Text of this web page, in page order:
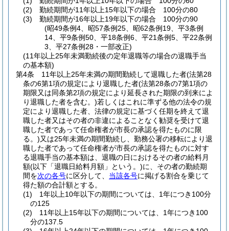
(2)
勤続期間が11年以上15年以下の場合 100分の80
(3)
勤続期間が16年以上19年以下の場合 100分の90
(昭49条例4、昭57条例25、昭62条例19、平3条例
14、平9条例50、平18条例6、平21条例5、平22条例
3、平27条例28・一部改正)
(11年以上25年未満勤続後の定年退職等の場合の退職手当
の基本額)
第4条
11年以上25年未満の期間勤続して退職した者(法第28
条の6第1項の規定により退職した者(法第28条の7第1項の
期限又は同条第2項の規定により延長された期限の到来によ
り退職した者を含む。)若しくはこれに準ずる他の法令の規
定により退職した者、法律の規定に基づく任期を終えて退
職した者又はその者の非違によることなく勧奨を受けて退
職した者であって任命権者が市長の承認を得たものに限
る。)又は25年未満の期間勤続し、勤務公署の移転により退
職した者であって任命権者が市長の承認を得たものに対す
る退職手当の基本額は、退職の日におけるその者の給料月
額(以下「退職日給料月額」という。)に、その者の勤続期
間を次の各号に区分して、 当該各号に掲げる割合を乗じて
得た額の合計額とする。
(1)
1年以上10年以下の期間については、1年につき100分
の125
(2)
11年以上15年以下の期間については、1年につき100
分の137.5